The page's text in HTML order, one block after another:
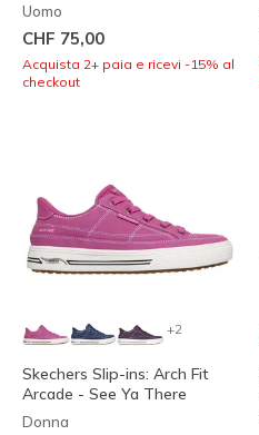
Uomo
CHF 75,00
Acquista 2+ paia e ricevi -15% al
checkout
+2
Skechers Slip-ins: Arch Fit
Arcade - See Ya There
Donna